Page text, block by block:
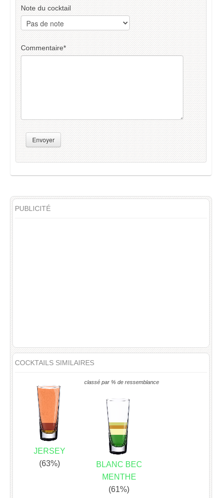
Note du cocktail
Commentaire*
Envoyer
PUBLICITÉ
COCKTAILS SIMILAIRES
classé par % de ressemblance
JERSEY
(63%)
BLANC BEC
MENTHE
(61%)